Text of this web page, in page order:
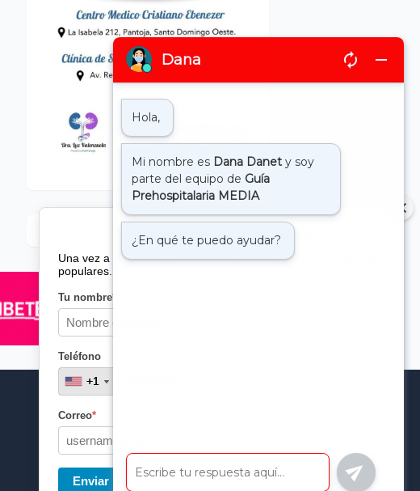
Suscribete a nuestro boletin
Una vez a la semana enviamos un correo con los artículos más
populares.
Tu nombre*
Teléfono
+1
+1
Correo*
Enviar